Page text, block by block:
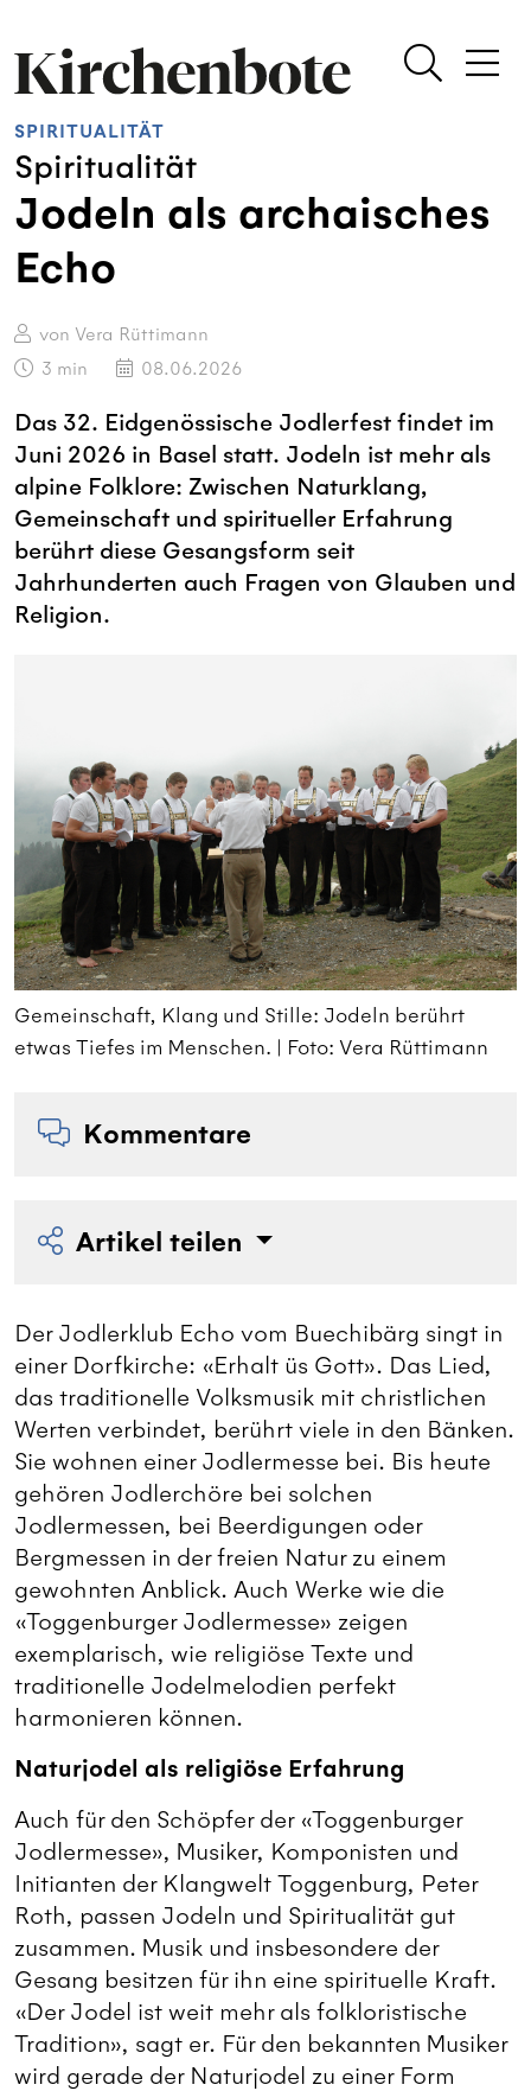
SPIRITUALITÄT
Spiritualität
Jodeln als archaisches
Echo
von Vera Rüttimann
3 min 08.06.2026
Das 32. Eidgenössische Jodlerfest findet im
Juni 2026 in Basel statt. Jodeln ist mehr als
alpine Folklore: Zwischen Naturklang,
Gemeinschaft und spiritueller Erfahrung
berührt diese Gesangsform seit
Jahrhunderten auch Fragen von Glauben und
Religion.
Gemeinschaft, Klang und Stille: Jodeln berührt
etwas Tiefes im Menschen. | Foto: Vera Rüttimann
Kommentare
Artikel teilen
Der Jodlerklub Echo vom Buechibärg singt in
einer Dorfkirche: «Erhalt üs Gott». Das Lied,
das traditionelle Volksmusik mit christlichen
Werten verbindet, berührt viele in den Bänken.
Sie wohnen einer Jodlermesse bei. Bis heute
gehören Jodlerchöre bei solchen
Jodlermessen, bei Beerdigungen oder
Bergmessen in der freien Natur zu einem
gewohnten Anblick. Auch Werke wie die
«Toggenburger Jodlermesse» zeigen
exemplarisch, wie religiöse Texte und
traditionelle Jodelmelodien perfekt
harmonieren können.
Naturjodel als religiöse Erfahrung
Auch für den Schöpfer der «Toggenburger
Jodlermesse», Musiker, Komponisten und
Initianten der Klangwelt Toggenburg, Peter
Roth, passen Jodeln und Spiritualität gut
zusammen. Musik und insbesondere der
Gesang besitzen für ihn eine spirituelle Kraft.
«Der Jodel ist weit mehr als folkloristische
Tradition», sagt er. Für den bekannten Musiker
wird gerade der Naturjodel zu einer Form